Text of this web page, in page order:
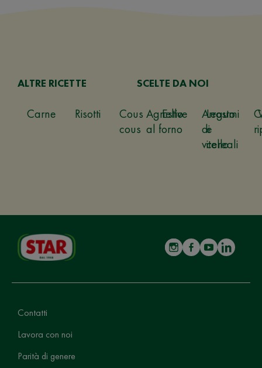
ALTRE RICETTE
Carne Risotti
Cous
cous
Estive
Legumi
e
cereali
SCELTE DA NOI
Agnello
al forno
Arrosto
di
vitello
Contatti
Lavora con noi
Parità di genere